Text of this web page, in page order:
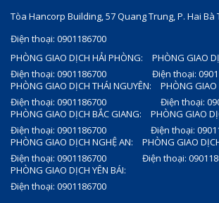
Tòa Hancorp Building, 57 Quang Trung, P. Hai Bà
Điện thoại: 0901186700
PHÒNG GIAO DỊCH HẢI PHÒNG:
Điện thoại: 0901186700
PHÒNG GIAO
Điện thoại:
PHÒNG GIAO DỊCH THÁI NGUYÊN:
Điện thoại: 0901186700
PHÒNG GIAO
Điện thoại:
PHÒNG GIAO DỊCH BẮC GIANG:
Điện thoại: 0901186700
PHÒNG GIAO
Điện thoại:
PHÒNG GIAO DỊCH NGHỆ AN:
Điện thoại: 0901186700
PHÒNG GIAO
Điện thoại:
PHÒNG GIAO DỊCH YÊN BÁI:
Điện thoại: 0901186700